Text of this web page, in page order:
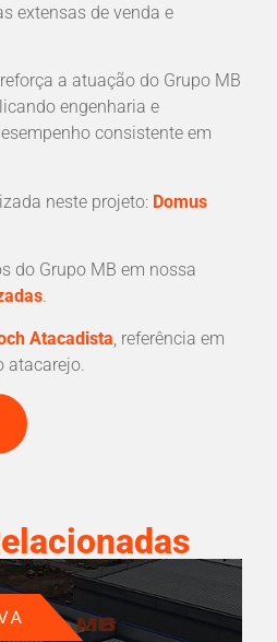
extensas de venda e
a atuação do Grupo MB
engenharia e
consistente em
neste projeto: Domus
do Grupo MB em nossa
.
Atacadista , referência em
atacarejo.